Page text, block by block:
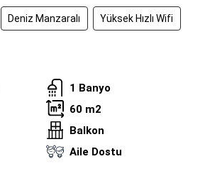
Deniz Manzaralı Yüksek Hızlı Wifi
1 Banyo
60 m2
Balkon
Aile Dostu